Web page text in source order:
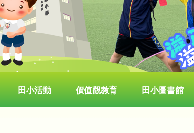
田小活動 價值觀教育 田小圖書館